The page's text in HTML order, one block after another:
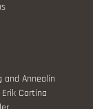
and Annealin
Cortina